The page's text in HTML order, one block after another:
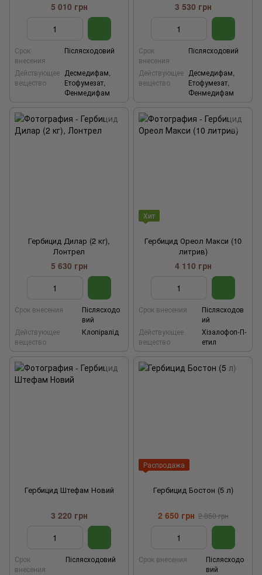
5 010 грн
Срок
внесения
Післясходовий
Действующее
вещество
Десмедифам,
Етофумезат,
Фенмедифам
3 530 грн
Срок
внесения
Післясходовий
Действующее
вещество
Десмедифам,
Етофумезат,
Фенмедифам
Гербицид Дилар (2 кг),
Лонтрел
5 630 грн
Срок внесения
Післясходо
вий
Действующее
вещество
Клопіралід
Хит
Гербицид Ореол Макси (10
литрив)
4 110 грн
Срок внесения
Післясходов
ий
Действующее
вещество
Хізалофоп-П-
етил
Гербицид Штефам Новий
3 220 грн
Срок
внесения
Післясходовий
Распродажа
Гербицид Бостон (5 л)
2 650 грн 2 850 грн
Срок внесения
Післясходо
вий